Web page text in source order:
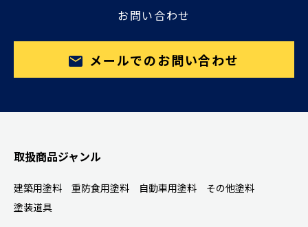
お問い合わせ
メールでのお問い合わせ
取扱商品ジャンル
建築用塗料 重防食用塗料 自動車用塗料
その他塗料
塗装道具